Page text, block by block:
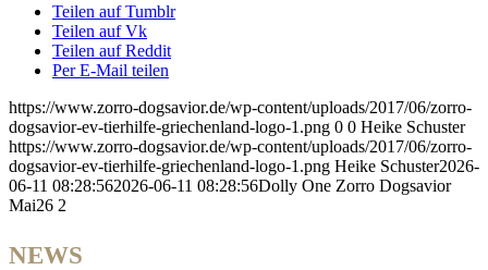
Teilen auf Tumblr
Teilen auf Vk
Teilen auf Reddit
Per E-Mail teilen
https://www.zorro-dogsavior.de/wp-content/uploads/2017/06/zorro-
dogsavior-ev-tierhilfe-griechenland-logo-1.png 0 0 Heike Schuster
https://www.zorro-dogsavior.de/wp-content/uploads/2017/06/zorro-
dogsavior-ev-tierhilfe-griechenland-logo-1.png Heike Schuster2026-
06-11 08:28:562026-06-11 08:28:56Dolly One Zorro Dogsavior
Mai26 2
NEWS